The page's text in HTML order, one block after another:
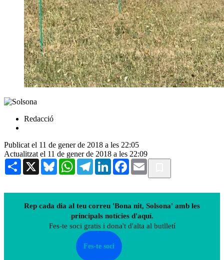
Redacció
Publicat el 11 de gener de 2018 a les 22:05
Actualitzat el 11 de gener de 2018 a les 22:09
Share X BlueskyWhatsAppTelegramLinkedInFacebook
Email
Rep cada dia al teu correu 'Bona nit, Solsona' amb les
principals notícies d'aquí.
Fes-te soci gratis i dona't d'alta al butlletí
Fes-te soci